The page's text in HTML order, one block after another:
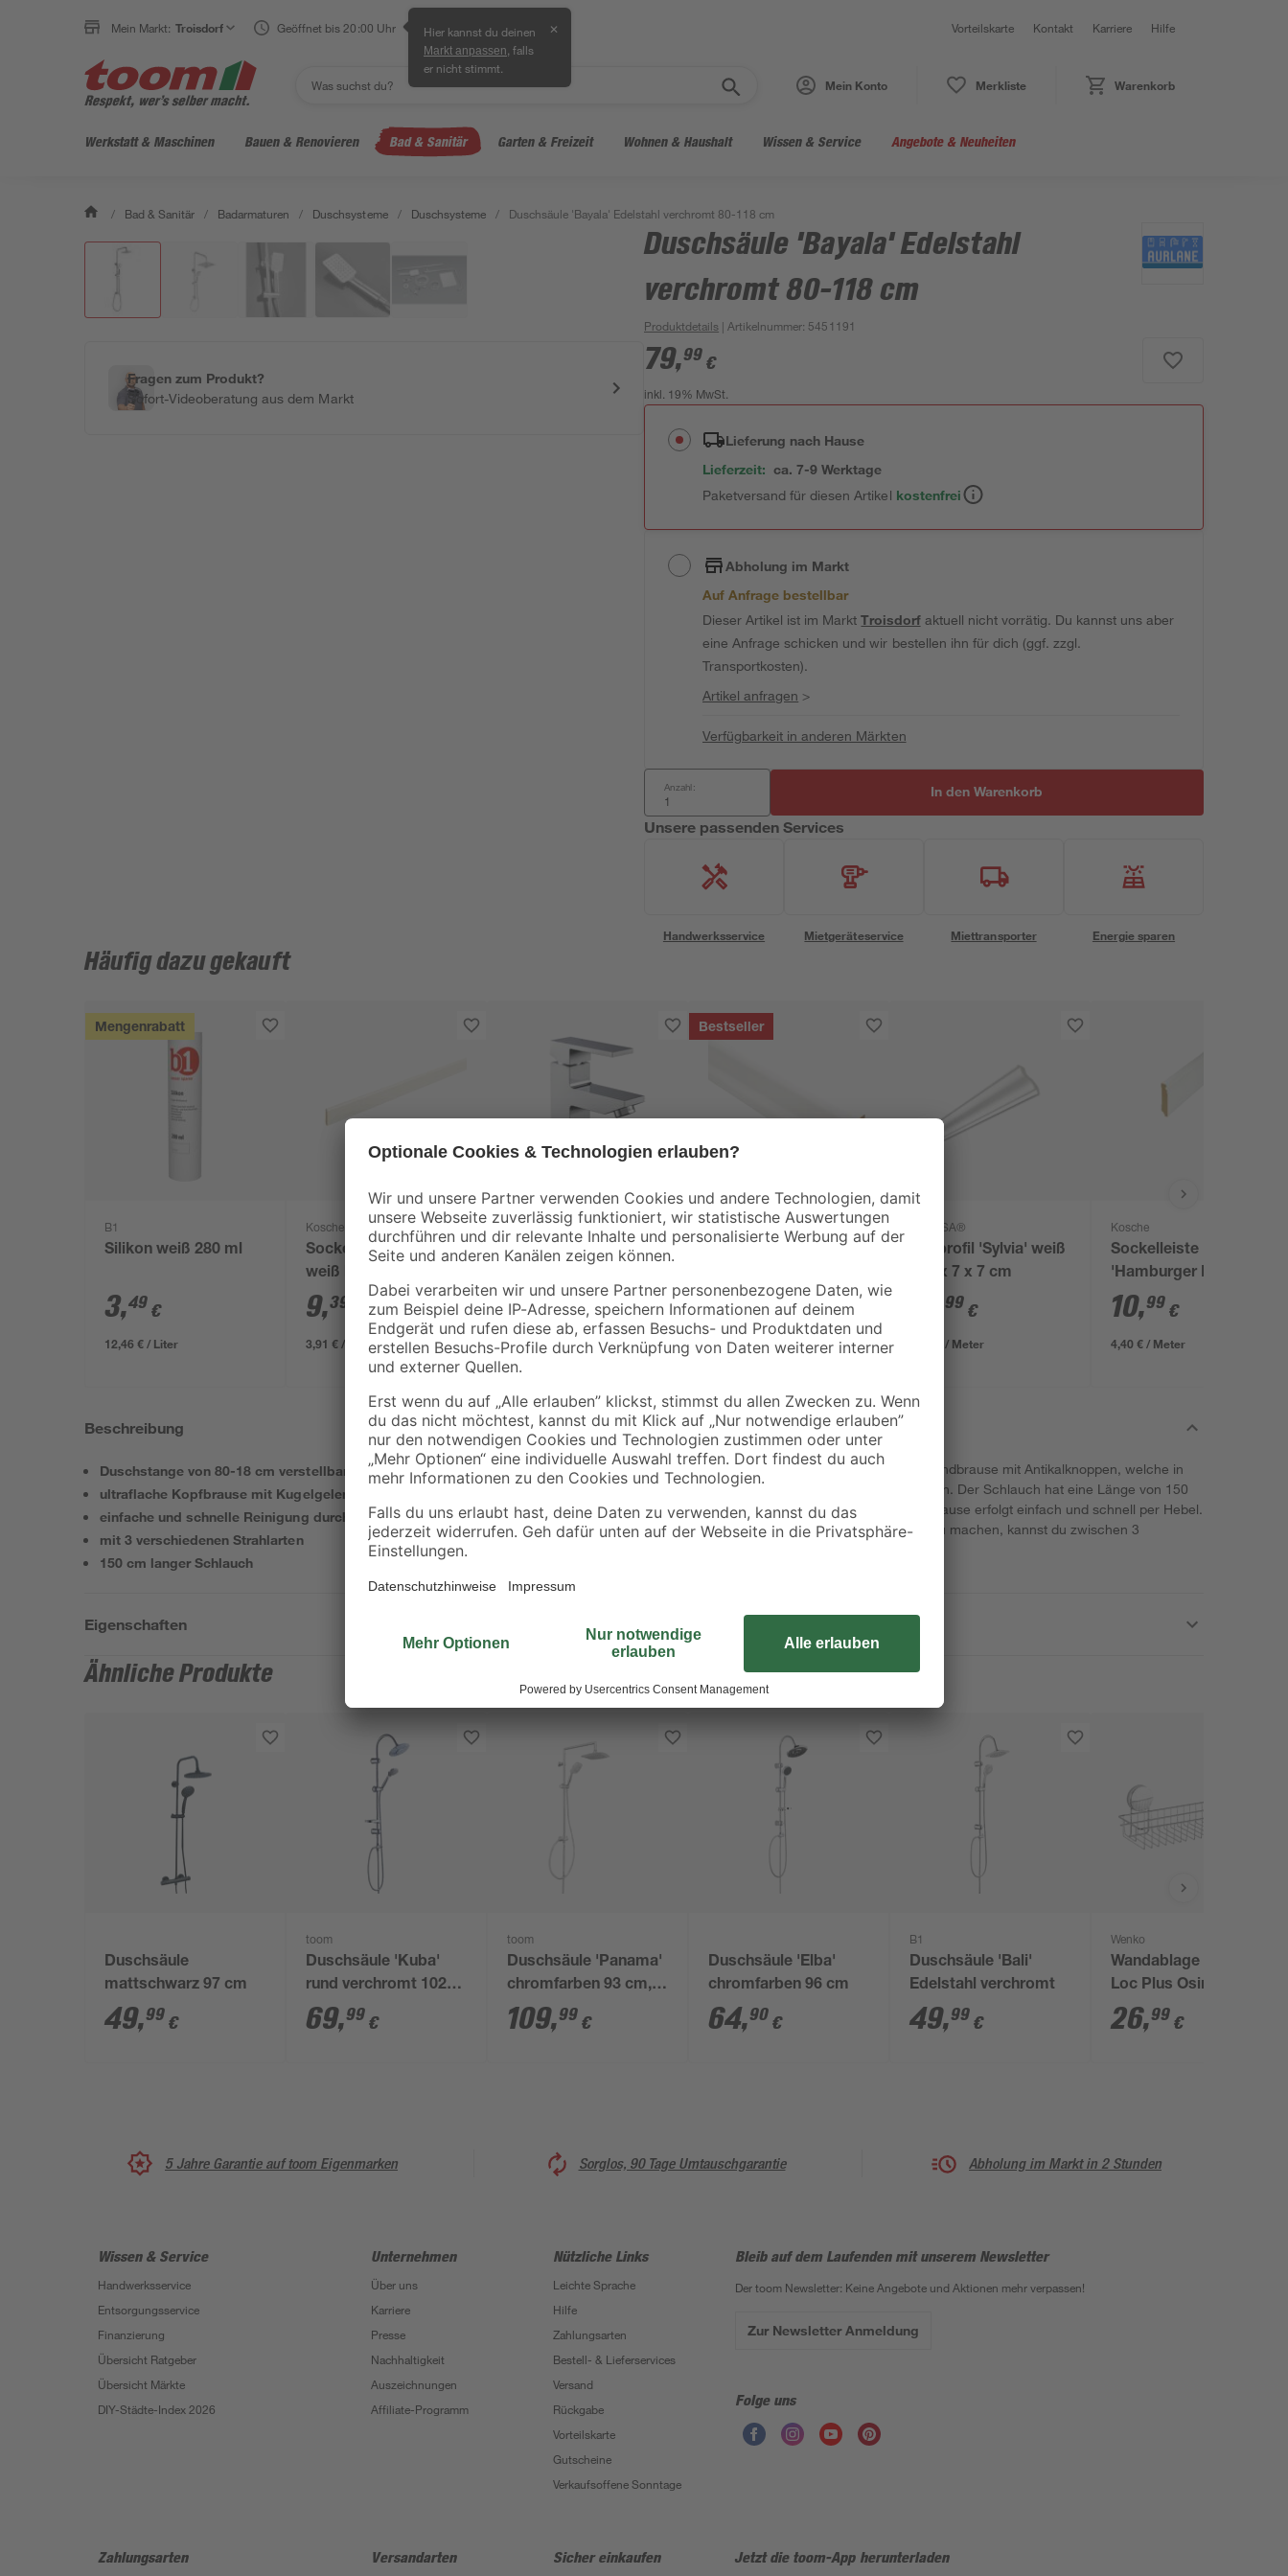
Mein Markt: Troisdorf Geöffnet bis 20:00 Uhr Hier kannst du deinen
Markt anpassen , falls
er nicht stimmt.
✕ Vorteilskarte Kontakt Karriere Hilfe
Mein Konto Merkliste Warenkorb
Werkstatt & Maschinen Bauen & Renovieren Bad & Sanitär Garten & Freizeit Wohnen & Haushalt Wissen & Service Angebote & Neuheiten
/ Bad & Sanitär / Badarmaturen / Duschsysteme / Duschsysteme / Duschsäule 'Bayala' Edelstahl verchromt 80-118 cm
Fragen zum Produkt?
Sofort-Videoberatung aus dem Markt
Duschsäule 'Bayala' Edelstahl
verchromt 80-118 cm
Produktdetails | Artikelnummer: 5451191
79,99 €
inkl. 19% MwSt.
Lieferung nach Hause
Lieferzeit: ca. 7-9 Werktage
Paketversand für diesen Artikel kostenfrei
Abholung im Markt
Auf Anfrage bestellbar
Dieser Artikel ist im MarktTroisdorfaktuell nicht vorrätig. Du kannst uns aber
eine Anfrage schicken und wir bestellen ihn für dich (ggf. zzgl.
Transportkosten).
Artikel anfragen >
Verfügbarkeit in anderen Märkten
Anzahl: In den Warenkorb
Unsere passenden Services
Handwerksservice Mietgeräteservice Miettransporter Energie sparen
Häufig dazu gekauft
Mengenrabatt
B1
Silikon weiß 280 ml
3,49 €
12,46 € / Liter
Kosche
Sockelleiste Kiefer
weiß lackiert 5 x 30 x
2400 mm
9,39
3,91 € / Meter
Schütte
Waschtischarmatur
chromfarben
64,99€
Bestseller
Sockelleiste Uni weiß
7,99€
3,33 € / Meter
DECOSA®
Zierprofil 'Sylvia' weiß
200 x 7 x 7 cm
99 €
5,50 € / Meter
Kosche
Sockelleiste
'Hamburger Profil' 12
x 70 x 2500 mm
10,99 €
4,40 € / Meter
Beschreibung
Duschstange von 80-18 cm verstellbar
ultraflache Kopfbrause mit Kugelgelenk
einfache und schnelle Reinigung durch Antikalknoppen
mit 3 verschiedenen Strahlarten
150 cm langer Schlauch
Das Duschsystem 'Bayala' verfügt über eine Handbrause mit Antikalknoppen, welche in
Höhe und Winkel individuell verstellt werden kann. Der Schlauch hat eine Länge von 150
cm. Die Umstellung zwischen Kopf- und Handbrause erfolgt einfach und schnell per Hebel.
Um dein Duscherlebnis besonders angenehm zu machen, kannst du zwischen 3
Eigenschaften
Ähnliche Produkte
Duschsäule
mattschwarz 97 cm
49,99 €
toom
Duschsäule 'Kuba'
rund verchromt 102
cm
69,99 €
toom
Duschsäule 'Panama'
chromfarben 93 cm, 2
Strahlarten
109,99 €
Duschsäule 'Elba'
chromfarben 96 cm
64,90 €
B1
Duschsäule 'Bali'
Edelstahl verchromt
49,99 €
Wenko
Wandablage 'Static-
Loc Plus Osimo'
verchromt 35 x 13 x
13 cm
26,99 €
5 Jahre Garantie auf toom Eigenmarken Sorglos, 90 Tage Umtauschgarantie Abholung im Markt in 2 Stunden
Wissen & Service
Handwerksservice
Entsorgungsservice
Finanzierung
Übersicht Ratgeber
Übersicht Märkte
DIY-Städte-Index 2026
Unternehmen
Über uns
Karriere
Presse
Nachhaltigkeit
Auszeichnungen
Affiliate-Programm
Nützliche Links
Leichte Sprache
Hilfe
Zahlungsarten
Bestell- & Lieferservices
Versand
Rückgabe
Vorteilskarte
Gutscheine
Verkaufsoffene Sonntage
Bleib auf dem Laufenden mit unserem Newsletter
Der toom Newsletter: Keine Angebote und Aktionen mehr verpassen!
Zur Newsletter Anmeldung
Folge uns
Zahlungsarten Versandarten Sicher einkaufen Jetzt die toom-App herunterladen